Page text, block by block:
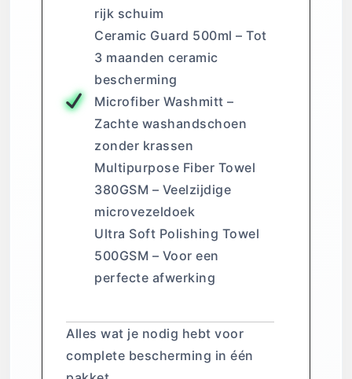
rijk schuim
Ceramic Guard 500ml – Tot
3 maanden ceramic
bescherming
Microfiber Washmitt –
Zachte washandschoen
zonder krassen
Multipurpose Fiber Towel
380GSM – Veelzijdige
microvezeldoek
Ultra Soft Polishing Towel
500GSM – Voor een
perfecte afwerking
Alles wat je nodig hebt voor
complete bescherming in één